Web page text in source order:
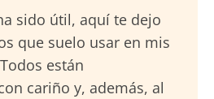
sido útil, aquí te dejo
que suelo usar en mis
están
cariño y, además, al